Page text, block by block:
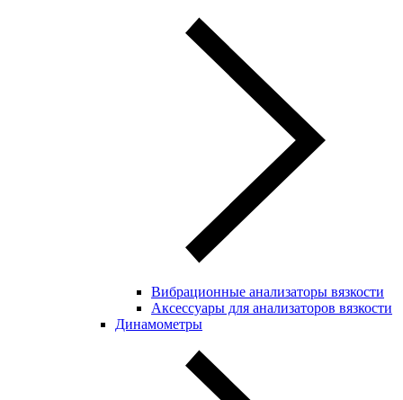
Вибрационные анализаторы вязкости
Аксессуары для анализаторов вязкости
Динамометры